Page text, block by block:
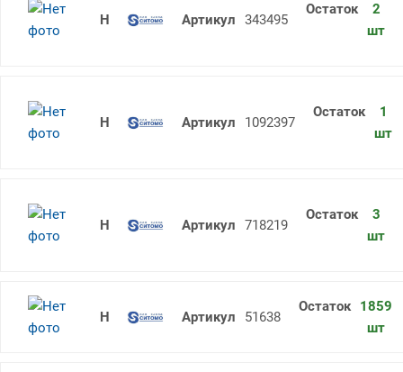
Набор головок N3 окс.10-32 мм
343495
2
шт
Набор головок торцевых N2D 10-
1092397
1
шт
Набор головок торцевых N8 30-
718219
3
шт
Набор ключей шестигранны
51638
1859
шт